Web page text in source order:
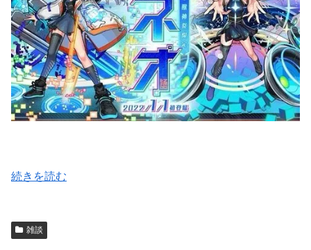
続きを読む
雑談